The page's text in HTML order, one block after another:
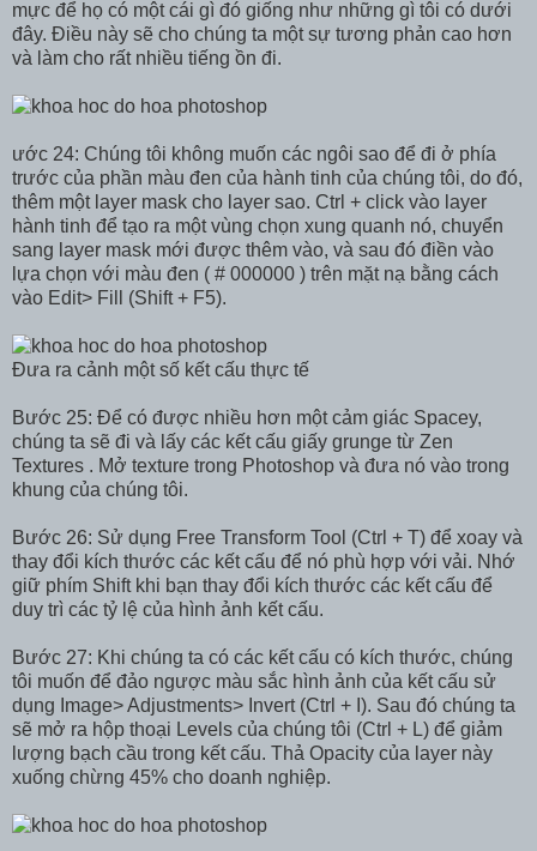
mực để họ có một cái gì đó giống như những gì tôi có dưới
đây. Điều này sẽ cho chúng ta một sự tương phản cao hơn
và làm cho rất nhiều tiếng ồn đi.
ước 24: Chúng tôi không muốn các ngôi sao để đi ở phía
trước của phần màu đen của hành tinh của chúng tôi, do đó,
thêm một layer mask cho layer sao. Ctrl + click vào layer
hành tinh để tạo ra một vùng chọn xung quanh nó, chuyển
sang layer mask mới được thêm vào, và sau đó điền vào
lựa chọn với màu đen ( # 000000 ) trên mặt nạ bằng cách
vào Edit> Fill (Shift + F5).
Đưa ra cảnh một số kết cấu thực tế
Bước 25: Để có được nhiều hơn một cảm giác Spacey,
chúng ta sẽ đi và lấy các kết cấu giấy grunge từ Zen
Textures . Mở texture trong Photoshop và đưa nó vào trong
khung của chúng tôi.
Bước 26: Sử dụng Free Transform Tool (Ctrl + T) để xoay và
thay đổi kích thước các kết cấu để nó phù hợp với vải. Nhớ
giữ phím Shift khi bạn thay đổi kích thước các kết cấu để
duy trì các tỷ lệ của hình ảnh kết cấu.
Bước 27: Khi chúng ta có các kết cấu có kích thước, chúng
tôi muốn để đảo ngược màu sắc hình ảnh của kết cấu sử
dụng Image> Adjustments> Invert (Ctrl + I). Sau đó chúng ta
sẽ mở ra hộp thoại Levels của chúng tôi (Ctrl + L) để giảm
lượng bạch cầu trong kết cấu. Thả Opacity của layer này
xuống chừng 45% cho doanh nghiệp.